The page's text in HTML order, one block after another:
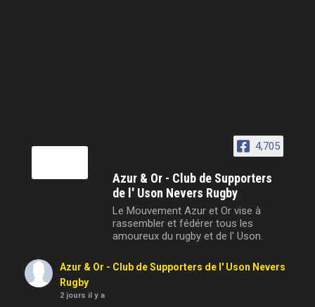
4,705
Azur & Or - Club de Supporters
de l' Uson Nevers Rugby
Le Mouvement Azur et Or vise à
rassembler et fédérer tous les
amoureux du rugby et de l' Uson.
Azur & Or - Club de Supporters de l' Uson Nevers
Rugby
2 jours il y a